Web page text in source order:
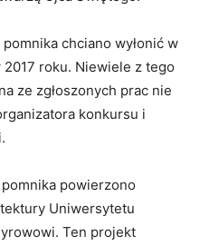
chciano wyłonić w
roku. Niewiele z tego
ze zgłoszonych prac nie
konkursu i
powierzono
Uniwersytetu
Ten projekt